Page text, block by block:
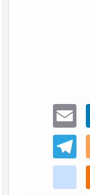
Email
Teleg
ram